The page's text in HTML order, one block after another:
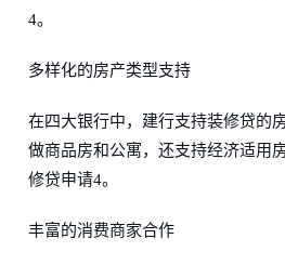
4。
多样化的房产类型支持
在四大银行中，建行支持装修贷的
做商品房和公寓，还支持经济适用
修贷申请4。
丰富的消费商家合作